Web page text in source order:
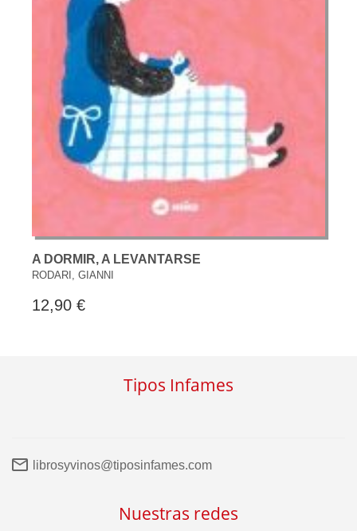
A DORMIR, A LEVANTARSE
RODARI, GIANNI
12,90 €
Tipos Infames
librosyvinos@tiposinfames.com
Nuestras redes